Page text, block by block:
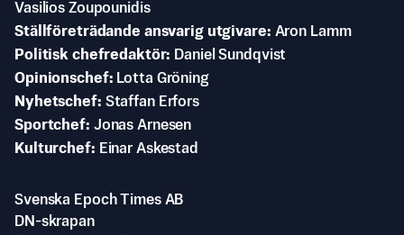
Vasilios Zoupounidis
Ställföreträdande ansvarig utgivare Aron Lamm
Politisk chefredaktör
Daniel Sundqvist
Opinionschef
Lotta Gröning
Nyhetschef Staffan Erfors
Sportchef Jonas Arnesen
Kulturchef
Einar Askestad
Svenska Epoch Times AB
DN-skrapan